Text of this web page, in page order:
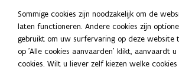
Samenvatting
De Vlaamse Regering beslist tot
Sommige cookies zijn noodzakelijk om de
laten functioneren. Andere cookies zijn
gebruikt om uw surfervaring op deze website
op 'Alle cookies aanvaarden' klikt, aanvaardt
cookies. Wilt u liever zelf kiezen welke